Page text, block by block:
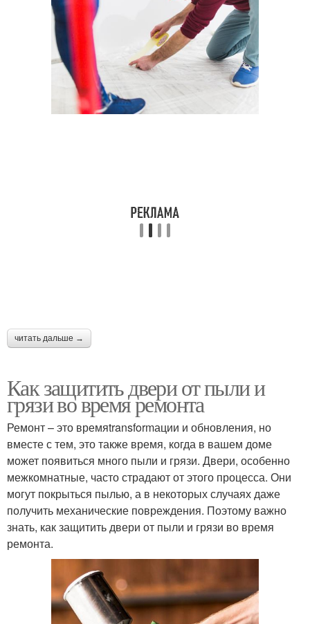
читать дальше →
Как защитить двери от пыли и
грязи во время ремонта
Ремонт – это времяtransformации и обновления, но
вместе с тем, это также время, когда в вашем доме
может появиться много пыли и грязи. Двери, особенно
межкомнатные, часто страдают от этого процесса. Они
могут покрыться пылью, а в некоторых случаях даже
получить механические повреждения. Поэтому важно
знать, как защитить двери от пыли и грязи во время
ремонта.